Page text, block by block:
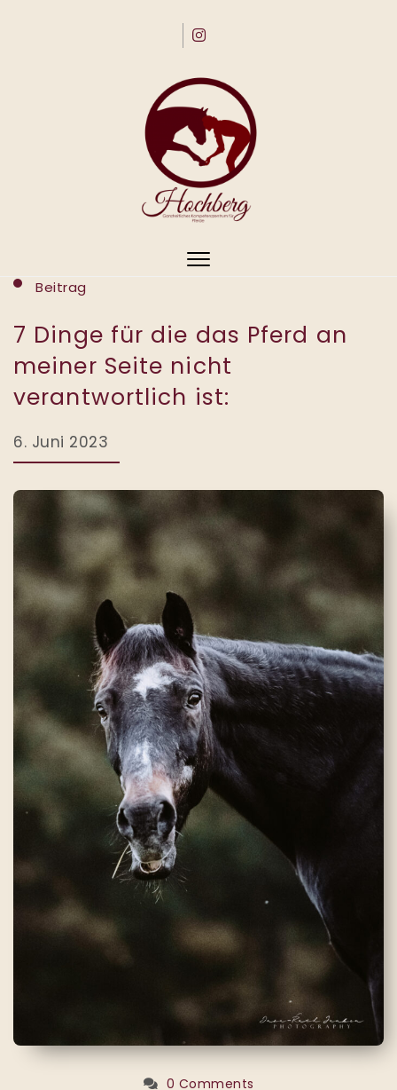
Toggle
Beitrag
7 Dinge für die das Pferd an
meiner Seite nicht
verantwortlich ist:
6. Juni 2023
0 Comments